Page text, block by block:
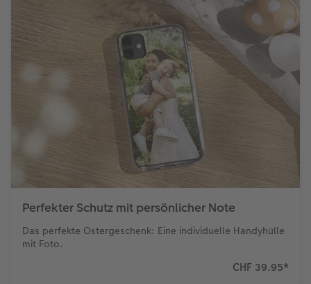
Perfekter Schutz mit persönlicher Note
Das perfekte Ostergeschenk: Eine individuelle Handyhülle
mit Foto.
CHF 39.95*